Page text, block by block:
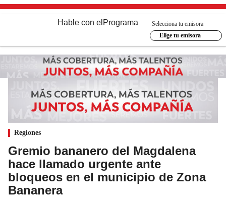
Hable con el Programa
Selecciona tu emisora
Elige tu emisora
Regiones
Gremio bananero del Magdalena
hace llamado urgente ante
bloqueos en el municipio de Zona
Bananera